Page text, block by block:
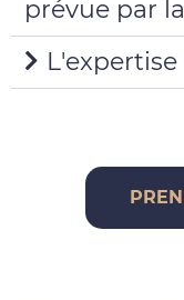
prévue par